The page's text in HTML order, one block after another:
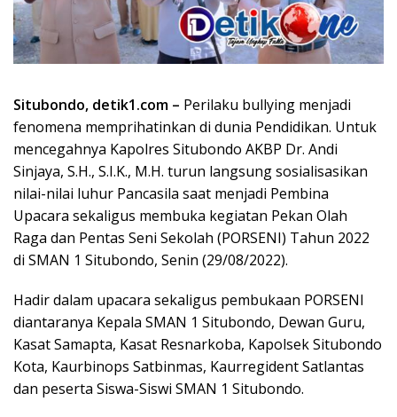
Situbondo, detik1.com – Perilaku bullying menjadi
fenomena memprihatinkan di dunia Pendidikan. Untuk
mencegahnya Kapolres Situbondo AKBP Dr. Andi
Sinjaya, S.H., S.I.K., M.H. turun langsung sosialisasikan
nilai-nilai luhur Pancasila saat menjadi Pembina
Upacara sekaligus membuka kegiatan Pekan Olah
Raga dan Pentas Seni Sekolah (PORSENI) Tahun 2022
di SMAN 1 Situbondo, Senin (29/08/2022).
Hadir dalam upacara sekaligus pembukaan PORSENI
diantaranya Kepala SMAN 1 Situbondo, Dewan Guru,
Kasat Samapta, Kasat Resnarkoba, Kapolsek Situbondo
Kota, Kaurbinops Satbinmas, Kaurregident Satlantas
dan peserta Siswa-Siswi SMAN 1 Situbondo.